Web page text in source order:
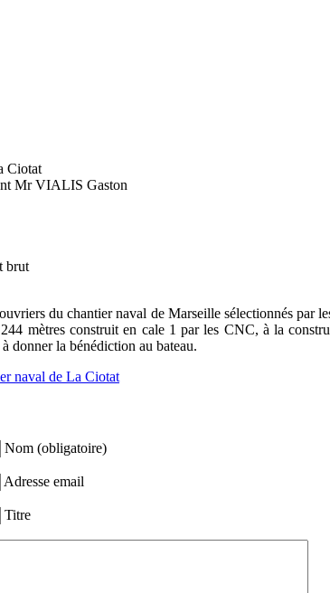
Ciotat
Mr VIALIS Gaston
brut
du chantier naval de Marseille sélectionnés par
mètres construit en cale 1 par les CNC, à la
donner la bénédiction au bateau.
naval de La Ciotat
Nom (obligatoire)
Adresse email
Titre